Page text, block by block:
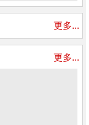
更多...
更多...